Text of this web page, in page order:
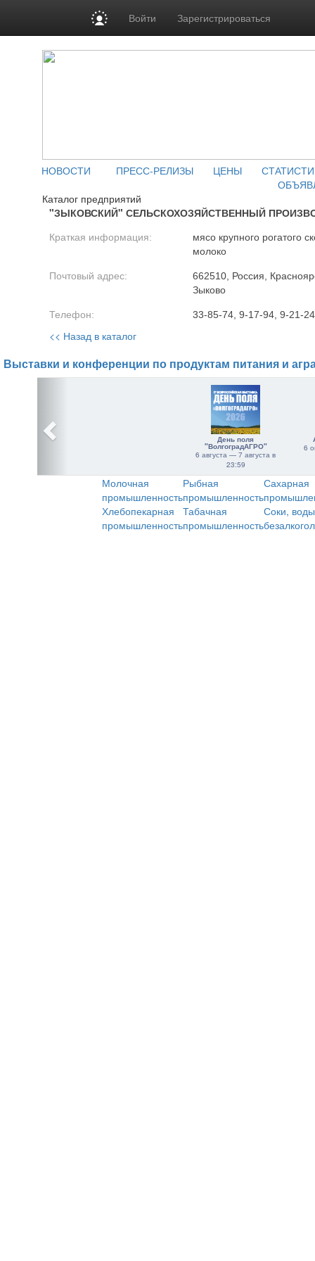
Войти Зарегистрироваться
НОВОСТИ ПРЕСС-РЕЛИЗЫ ЦЕНЫ
Каталог предприятий
"ЗЫКОВСКИЙ" СЕЛЬСКОХОЗЯЙСТВЕННЫЙ
Краткая информация:
мясо крупного рогатого
молоко
Почтовый адрес:
662510, Россия,
Зыково
Телефон: 33-85-74, 9-17-94, 9-21-24
<< Назад в каталог
Выставки и конференции по продуктам питания и
День поля
"ВолгоградАГРО"
6 августа — 7 августа в
23:59
6
Молочная
промышленность
Рыбная
промышленность
Сахарная
Хлебопекарная
промышленность
Табачная
промышленность
Соки,